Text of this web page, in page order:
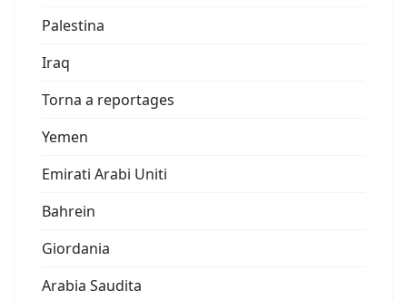
Palestina
Iraq
Torna a reportages
Yemen
Emirati Arabi Uniti
Bahrein
Giordania
Arabia Saudita